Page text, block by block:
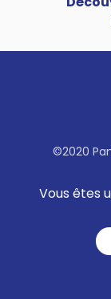
©2020
Vous êtes